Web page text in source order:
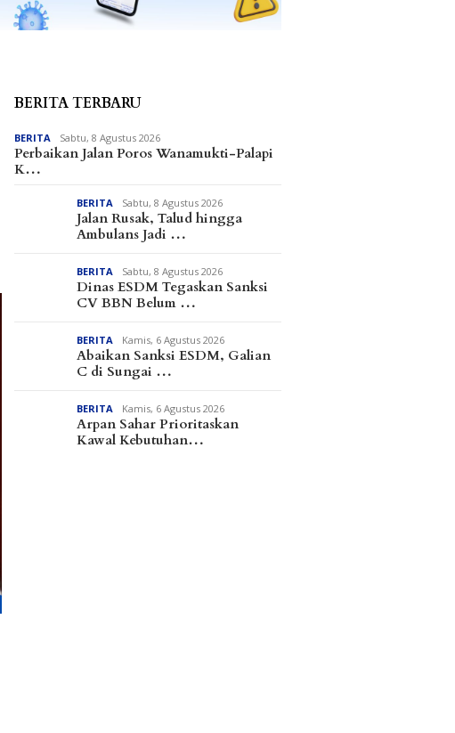
BERITA TERBARU
BERITA Sabtu, 8 Agustus 2026
Perbaikan Jalan Poros Wanamukti-Palapi
K…
BERITA Sabtu, 8 Agustus 2026
Jalan Rusak, Talud hingga
Ambulans Jadi …
BERITA Sabtu, 8 Agustus 2026
Dinas ESDM Tegaskan Sanksi
CV BBN Belum …
BERITA Kamis, 6 Agustus 2026
Abaikan Sanksi ESDM, Galian
C di Sungai …
BERITA Kamis, 6 Agustus 2026
Arpan Sahar Prioritaskan
Kawal Kebutuhan…